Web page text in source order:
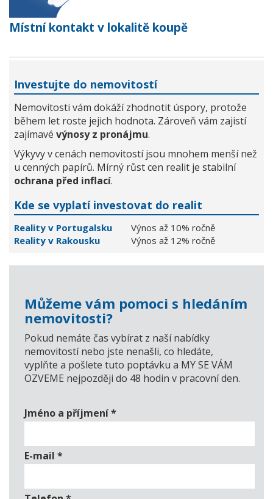
Místní kontakt v lokalitě koupě
Investujte do nemovitostí
Nemovitosti vám dokáží zhodnotit úspory, protože
během let roste jejich hodnota. Zároveň vám zajistí
zajímavé výnosy z pronájmu.
Výkyvy v cenách nemovitostí jsou mnohem menší než
u cenných papírů. Mírný růst cen realit je stabilní
ochrana před inflací.
Kde se vyplatí investovat do realit
Reality v Portugalsku
Výnos až 10% ročně
Reality v Rakousku
Výnos až 12% ročně
Můžeme vám pomoci s hledáním
nemovitosti?
Pokud nemáte čas vybírat z naší nabídky
nemovitostí nebo jste nenašli, co hledáte,
vyplňte a pošlete tuto poptávku a MY SE VÁM
OZVEME nejpozději do 48 hodin v pracovní den.
Jméno a příjmení*
E-mail *